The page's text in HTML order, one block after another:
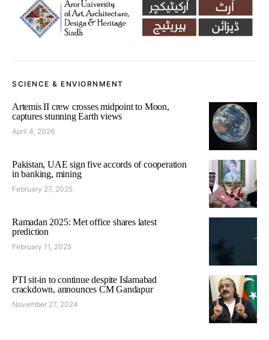
SCIENCE & ENVIORNMENT
Artemis II crew crosses midpoint to Moon,
captures stunning Earth views
April 4, 2026
Pakistan, UAE sign five accords of cooperation
in banking, mining
February 27, 2025
Ramadan 2025: Met office shares latest
prediction
February 11, 2025
PTI sit-in to continue despite Islamabad
crackdown, announces CM Gandapur
November 27, 2024